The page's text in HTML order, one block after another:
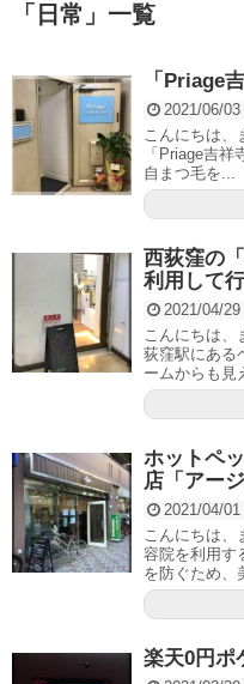
「 日常 」 一覧
「Priage
2021/06/03
こんにちは、
「Priage吉
自まつ毛を...
西荻窪の
利用して
2021/04/29
こんにちは、
荻窪駅にある
ームからも見
ホットペ
店「アー
2021/04/01
こんにちは、
容院を利用す
を防ぐため、
楽天0円ポ